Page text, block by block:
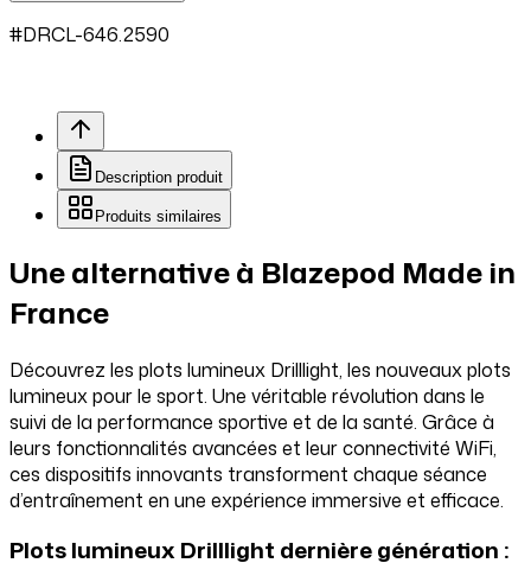
#DRCL-646.2590
Description produit
Produits similaires
Une alternative à Blazepod Made in
France
Découvrez les plots lumineux Drilllight, les nouveaux plots
lumineux pour le sport. Une véritable révolution dans le
suivi de la performance sportive et de la santé. Grâce à
leurs fonctionnalités avancées et leur connectivité WiFi,
ces dispositifs innovants transforment chaque séance
d’entraînement en une expérience immersive et efficace.
Plots lumineux Drilllight dernière génération :